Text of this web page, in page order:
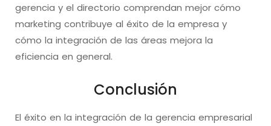
gerencia y el directorio comprendan mejor cómo
marketing contribuye al éxito de la empresa y
cómo la integración de las áreas mejora la
eficiencia en general.
Conclusión
El éxito en la integración de la gerencia empresarial